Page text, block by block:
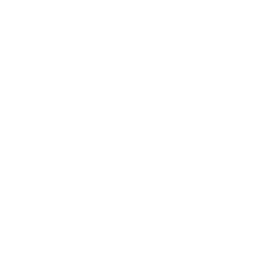
Grosir Dan Eceran | Resseler Dan Agent Welcome | produk
jual kaca pyrex | beli bong | beli bong kaca | beli bong kaca pyrex |